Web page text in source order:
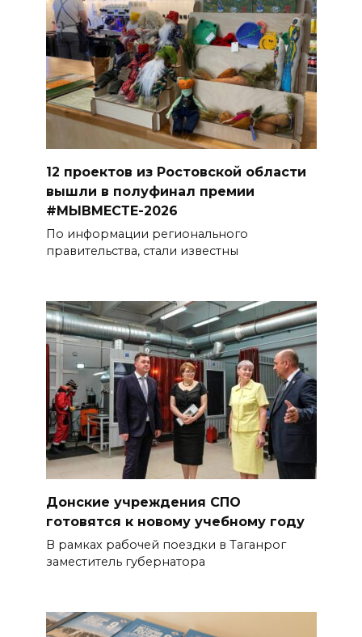
12 проектов из Ростовской области
вышли в полуфинал премии
#МЫВМЕСТЕ-2026
По информации регионального
правительства, стали известны
Донские учреждения СПО
готовятся к новому учебному году
В рамках рабочей поездки в Таганрог
заместитель губернатора